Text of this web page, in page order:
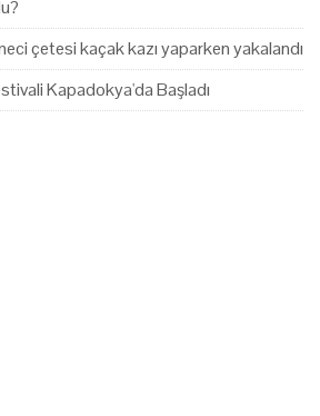
çetesi kaçak kazı yaparken yakalandı
Kapadokya'da Başladı